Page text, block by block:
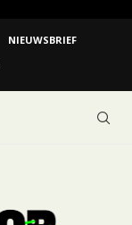
NIEUWSBRIEF